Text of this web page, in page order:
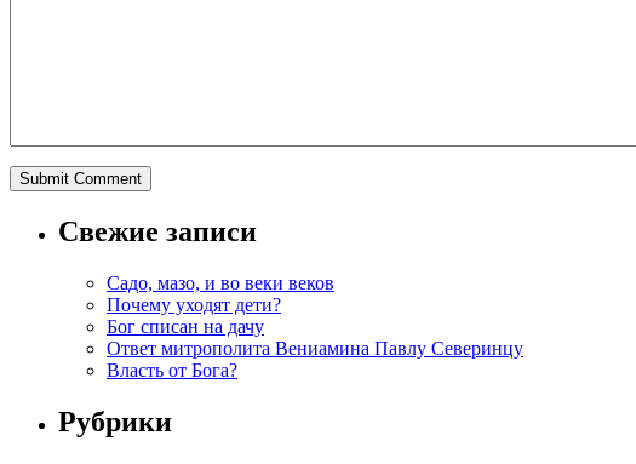
Свежие записи
Садо, мазо, и во веки веков
Почему уходят дети?
Бог списан на дачу
Ответ митрополита Вениамина Павлу Северинцу
Власть от Бога?
Рубрики